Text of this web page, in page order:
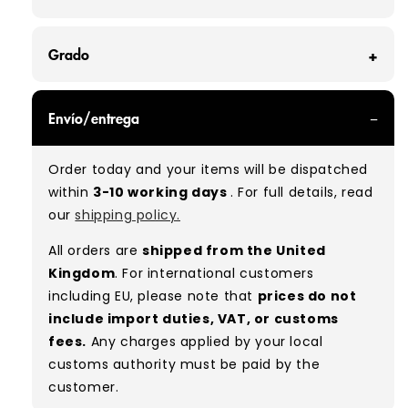
Grado
can expect items that are in great condition
with minimal signs of wear. While they are
used, they remain free of significant defects
and are in excellent shape overall.
Please note:As these are vintage/used
garments, a small percentage (5–10%) may
have minor flaws such as small tears, holes, or
stains. While we carefully inspect all items, a
degree of human error is possible. Condition
can vary slightly between pieces, and some
Envío/entrega
Order today and your items will be dispatched
within 3-10 working days. For full details, read
ourshipping policy.
All orders are shipped from the United
Kingdom. For international customers
including EU, please note that prices do not
include import duties, VAT, or customs
fees. Any charges applied by your local
customs authority must be paid by the
customer.